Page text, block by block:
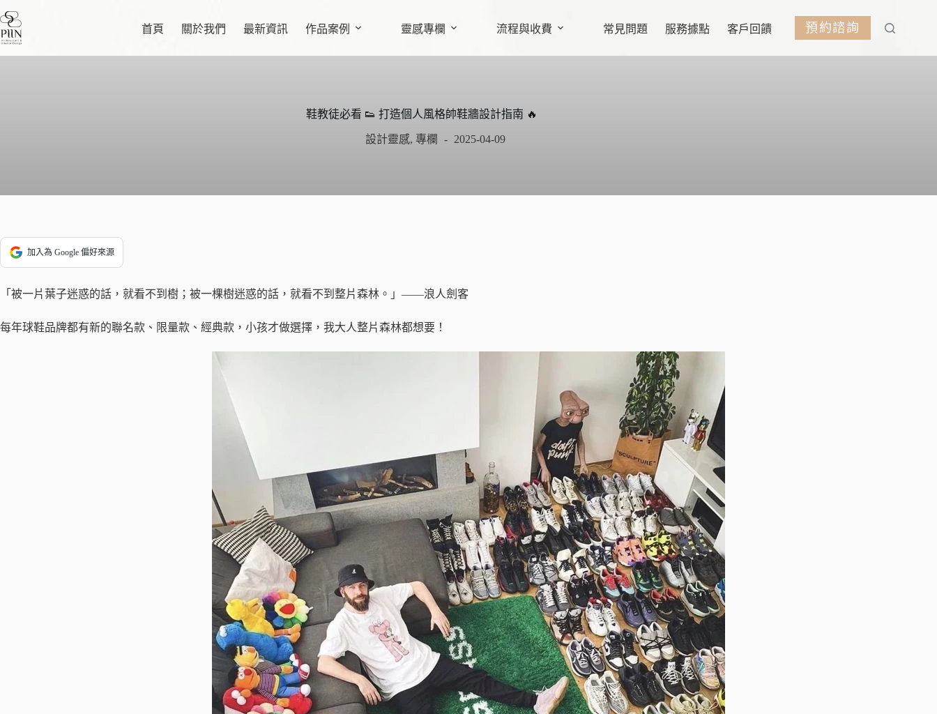
跳
至
主
要
首頁 關於我們 最新資訊 作品案例 靈感專欄 流程與收費 常見問題 服務據點 客戶回饋 預約諮詢
鞋教徒必看 👟 打造個人風格帥鞋牆設計指南 🔥
設計靈感,專欄 2025-04-09
加入為 Google 偏好來源
「被一片葉子迷惑的話，就看不到樹；被一棵樹迷惑的話，就看不到整片森林。」——浪人劍客
每年球鞋品牌都有新的聯名款、限量款、經典款，小孩才做選擇，我大人整片森林都想要！